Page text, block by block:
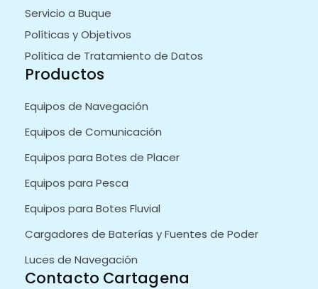
Servicio a Buque
Políticas y Objetivos
Política de Tratamiento de Datos
Productos
Equipos de Navegación
Equipos de Comunicación
Equipos para Botes de Placer
Equipos para Pesca
Equipos para Botes Fluvial
Cargadores de Baterías y Fuentes de Poder
Luces de Navegación
Contacto Cartagena